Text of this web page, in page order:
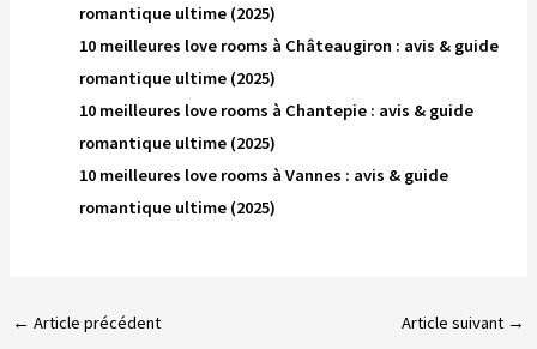
romantique ultime (2025)
10 meilleures love rooms à Châteaugiron : avis & guide
romantique ultime (2025)
10 meilleures love rooms à Chantepie : avis & guide
romantique ultime (2025)
10 meilleures love rooms à Vannes : avis & guide
romantique ultime (2025)
← Article précédent Article suivant →